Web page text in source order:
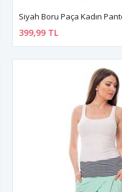
399,99 TL